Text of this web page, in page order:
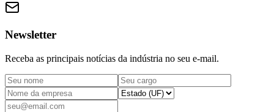
Newsletter
Receba as principais notícias da indústria no seu e-mail.